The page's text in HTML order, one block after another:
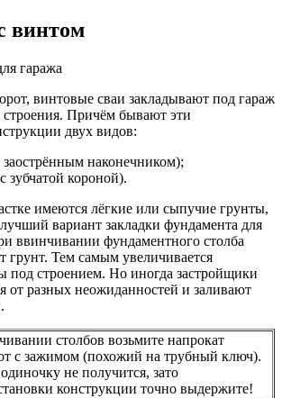
винтом
винтовые сваи закладывают под гараж
строения. Причём бывают эти
двух видов:
наконечником);
зубчатой короной).
имеются лёгкие или сыпучие грунты,
вариант закладки фундамента для
ввинчивании фундаментного столба
грунт. Тем самым увеличивается
под строением. Но иногда застройщики
от разных неожиданностей и заливают
столбов возьмите напрокат
с зажимом (похожий на трубный ключ).
не получится, зато
конструкции точно выдержите!